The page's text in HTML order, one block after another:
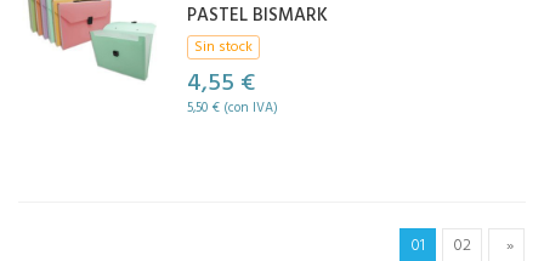
PASTEL BISMARK
Sin stock
4,55 €
5,50 € (con IVA)
01 02 »